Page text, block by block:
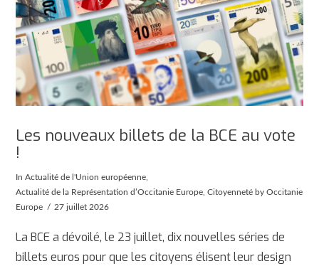
Les nouveaux billets de la BCE au vote
!
InActualité de l'Union européenne
Actualité de la Représentation d’Occitanie Europe ,Citoyenneté by Occitanie
Europe
27 juillet 2026
La BCE a dévoilé, le 23 juillet, dix nouvelles séries de
billets euros pour que les citoyens élisent leur design